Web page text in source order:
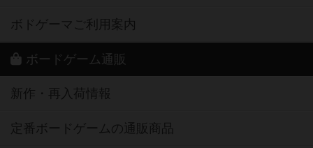
ボドゲーマご利用案内
ボードゲーム通販
新作・再入荷情報
定番ボードゲームの通販商品